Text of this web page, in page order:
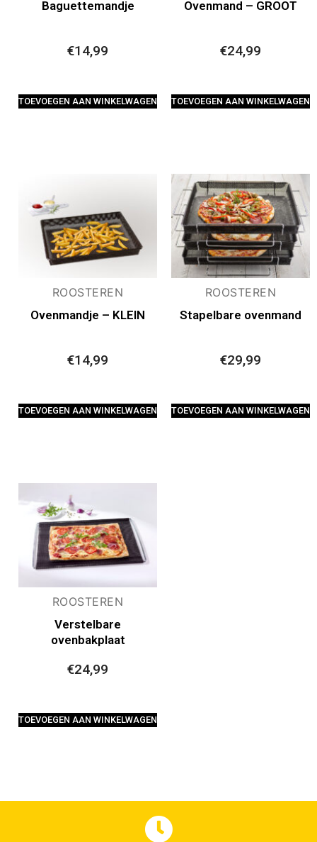
Baguettemandje
€14,99
TOEVOEGEN AAN WINKELWAGEN
Ovenmand – GROOT
€24,99
TOEVOEGEN AAN WINKELWAGEN
ROOSTEREN
Ovenmandje – KLEIN
€14,99
TOEVOEGEN AAN WINKELWAGEN
ROOSTEREN
Stapelbare ovenmand
€29,99
TOEVOEGEN AAN WINKELWAGEN
ROOSTEREN
Verstelbare
ovenbakplaat
€24,99
TOEVOEGEN AAN WINKELWAGEN